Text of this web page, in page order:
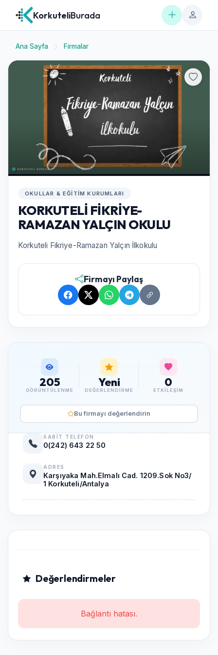
KorkuteliBurada
Ana Sayfa Firmalar
OKULLAR & EĞITIM KURUMLARI
KORKUTELİ FİKRİYE-
RAMAZAN YALÇIN OKULU
Korkuteli Fikriye-Ramazan Yalçın İlkokulu
Firmayı Paylaş
Değerlendirmeler
Bağlantı hatası.
205
GÖRÜNTÜLENME
Yeni
DEĞERLENDIRME
0
ETKILEŞIM
Bu firmayı değerlendirin
SABIT TELEFON
0(242) 643 22 50
ADRES
Karşıyaka Mah.Elmalı Cad. 1209.Sok No3/
1 Korkuteli/Antalya